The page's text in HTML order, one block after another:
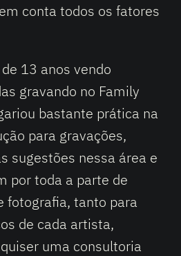
conta todos os fatores
13 anos vendo
gravando no Family
bastante prática na
para gravações,
sugestões nessa área e
por toda a parte de
fotografia, tanto para
de cada artista,
uma consultoria